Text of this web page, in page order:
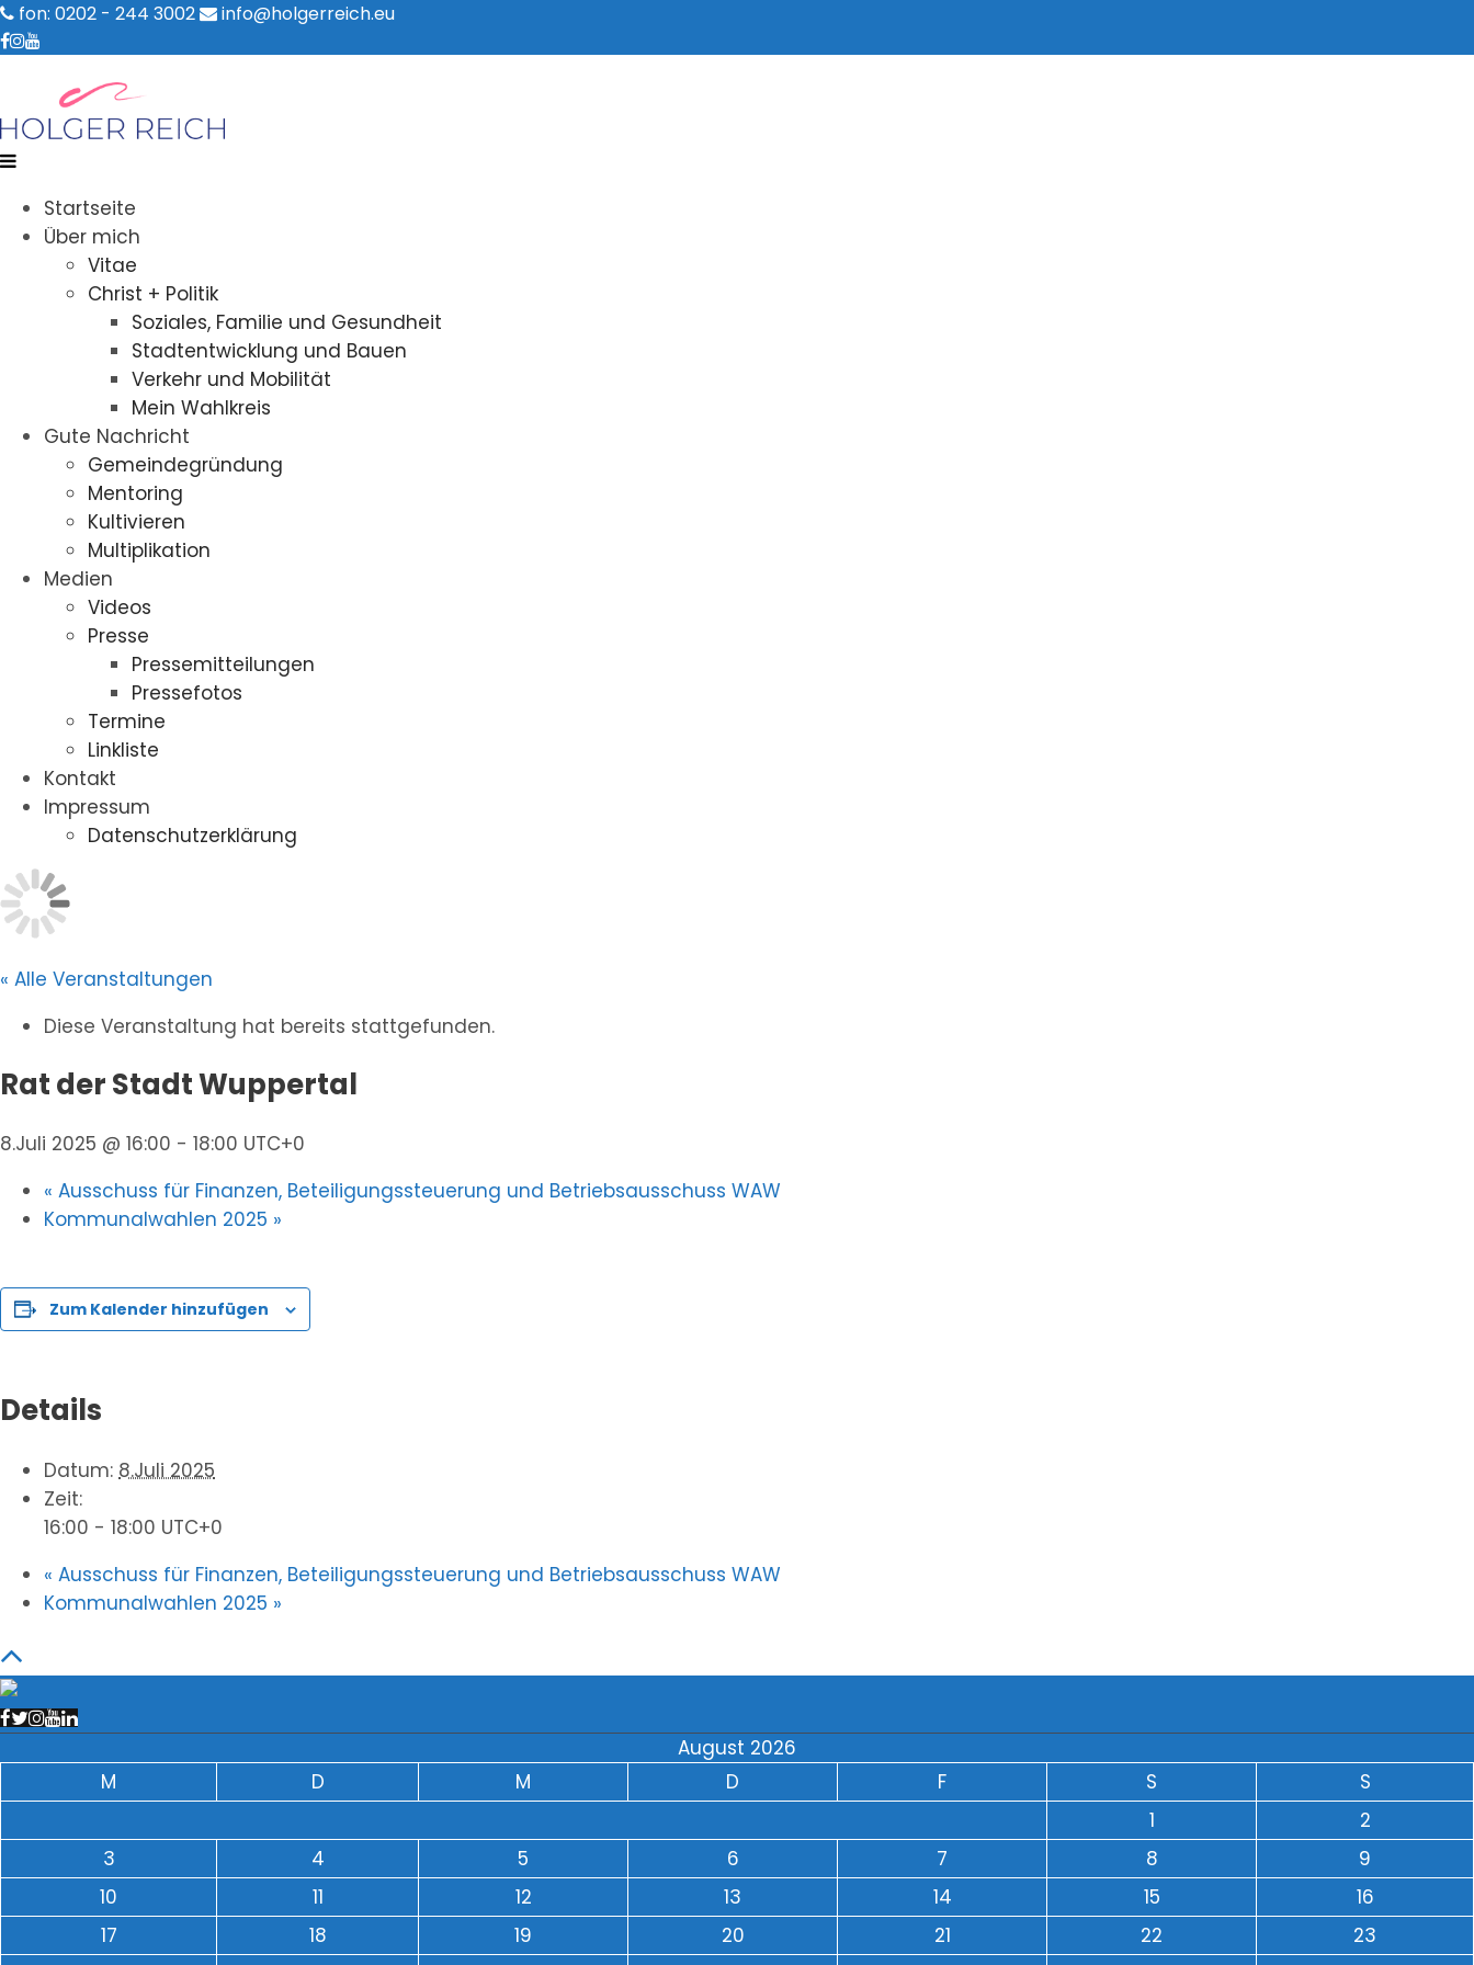
fon: 0202 - 244 3002 info@holgerreich.eu
Startseite
Über mich
Vitae
Christ + Politik
Soziales, Familie und Gesundheit
Stadtentwicklung und Bauen
Verkehr und Mobilität
Mein Wahlkreis
Gute Nachricht
Gemeindegründung
Mentoring
Kultivieren
Multiplikation
Medien
Videos
Presse
Pressemitteilungen
Pressefotos
Termine
Linkliste
Kontakt
Impressum
Datenschutzerklärung
« Alle Veranstaltungen
Diese Veranstaltung hat bereits stattgefunden.
Rat der Stadt Wuppertal
8.Juli 2025 @ 16:00 - 18:00 UTC+0
« Ausschuss für Finanzen, Beteiligungssteuerung und Betriebsausschuss WAW
Kommunalwahlen 2025 »
Zum Kalender hinzufügen
Details
Datum: 8.Juli 2025
Zeit:
16:00 - 18:00 UTC+0
« Ausschuss für Finanzen, Beteiligungssteuerung und Betriebsausschuss WAW
Kommunalwahlen 2025 »
August 2026
M
D M D F S
S
1
2
3
4 5 6 7 8
9
10
11 12 13 14 15
16
17
18 19 20 21 22
23